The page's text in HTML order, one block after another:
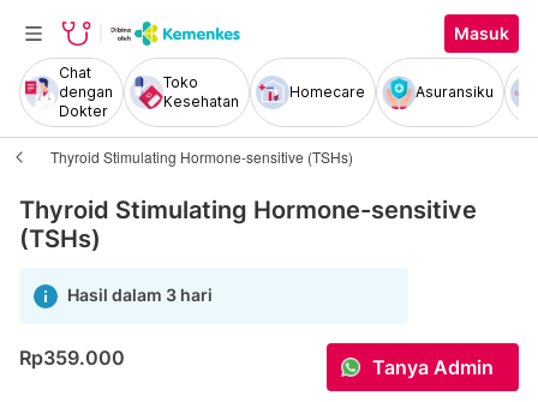
Masuk
Chat
dengan
Dokter
Toko
Kesehatan
Homecare Asuransiku
Thyroid Stimulating Hormone-sensitive (TSHs)
Thyroid Stimulating Hormone-sensitive
(TSHs)
Hasil dalam 3 hari
Rp359.000 Tanya Admin